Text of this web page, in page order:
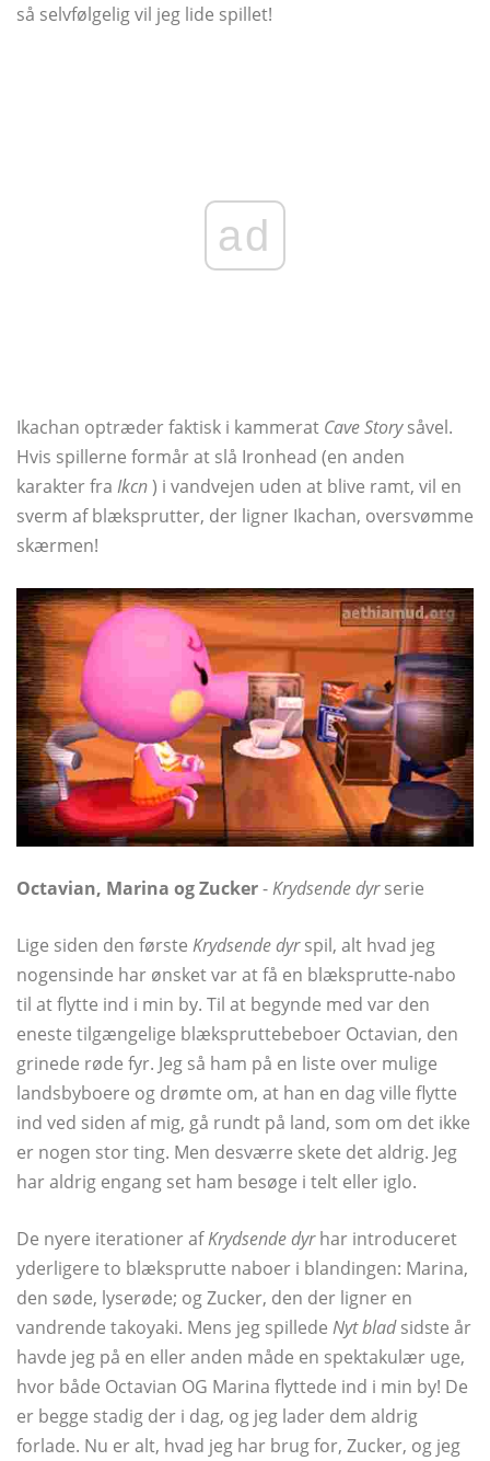
så selvfølgelig vil jeg lide spillet!
ad
Ikachan optræder faktisk i kammerat Cave Storysåvel.
Hvis spillerne formår at slå Ironhead (en anden
karakter fra Ikcn) i vandvejen uden at blive ramt, vil en
sverm af blæksprutter, der ligner Ikachan, oversvømme
skærmen!
Octavian, Marina og Zucker-Krydsende dyrserie
Lige siden den første Krydsende dyrspil, alt hvad jeg
nogensinde har ønsket var at få en blæksprutte-nabo
til at flytte ind i min by. Til at begynde med var den
eneste tilgængelige blækspruttebeboer Octavian, den
grinede røde fyr. Jeg så ham på en liste over mulige
landsbyboere og drømte om, at han en dag ville flytte
ind ved siden af ​​mig, gå rundt på land, som om det ikke
er nogen stor ting. Men desværre skete det aldrig. Jeg
har aldrig engang set ham besøge i telt eller iglo.
De nyere iterationer afKrydsende dyrhar introduceret
yderligere to blæksprutte naboer i blandingen: Marina,
den søde, lyserøde; og Zucker, den der ligner en
vandrende takoyaki. Mens jeg spillede Nyt bladsidste år
havde jeg på en eller anden måde en spektakulær uge,
hvor både Octavian OG Marina flyttede ind i min by! De
er begge stadig der i dag, og jeg lader dem aldrig
forlade. Nu er alt, hvad jeg har brug for, Zucker, og jeg